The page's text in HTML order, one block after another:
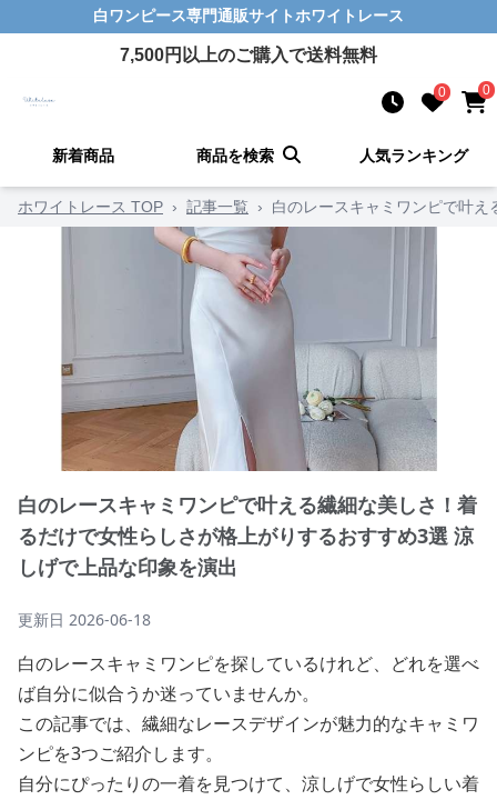
白ワンピース専門通販サイトホワイトレース
7,500円以上のご購入で送料無料
0 0
新着商品 商品を検索 人気ランキング
ホワイトレース TOP › 記事一覧 › 白のレースキャミワンピで叶
白のレースキャミワンピで叶える繊細な美しさ！着
るだけで女性らしさが格上がりするおすすめ3選 涼
しげで上品な印象を演出
更新日 2026-06-18
白のレースキャミワンピを探しているけれど、どれを選べ
ば自分に似合うか迷っていませんか。
この記事では、繊細なレースデザインが魅力的なキャミワ
ンピを3つご紹介します。
自分にぴったりの一着を見つけて、涼しげで女性らしい着